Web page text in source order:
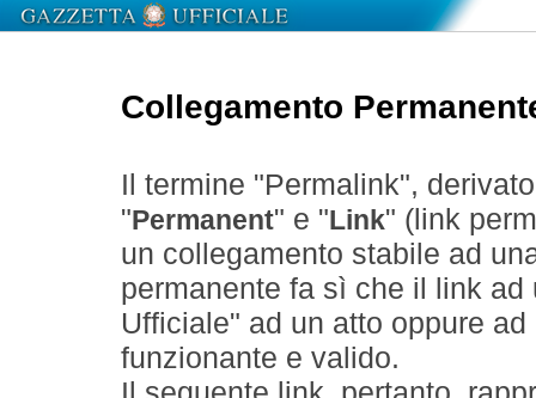
Collegamento
Il termine "Permalink",
" Permanent" e " Link" (link
un collegamento stabile ad
permanente fa sì che il link
Ufficiale" ad un atto oppure
funzionante e valido.